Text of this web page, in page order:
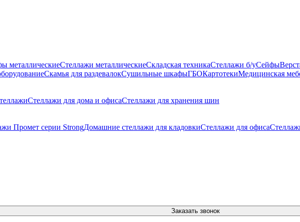
металлическиеСтеллажи металлическиеСкладская техникаСтеллажи б/уСейфы
Скамья для раздевалокСушильные шкафыГБОКартотекиМедицинская
Стеллажи для дома и офисаСтеллажи для хранения шин
Промет серии StrongДомашние стеллажи для кладовкиСтеллажи для офиса
Заказать звонок